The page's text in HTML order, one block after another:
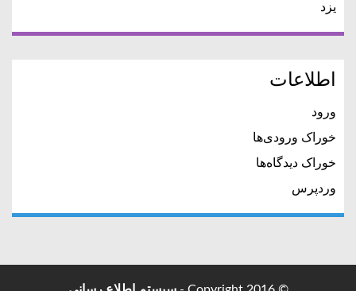
یزد
اطلاعات
ورود
خوراک ورودی‌ها
خوراک دیدگاه‌ها
وردپرس